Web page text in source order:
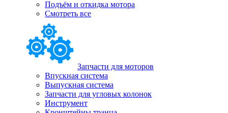
Подъём и откидка мотора
Смотреть все
Запчасти для моторов
Впускная система
Выпускная система
Запчасти для угловых колонок
Инструмент